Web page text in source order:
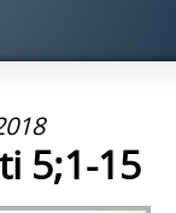
5;1-15